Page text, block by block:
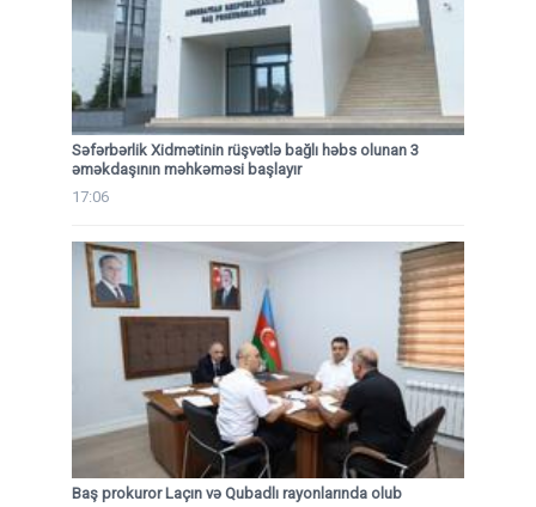
Səfərbərlik Xidmətinin rüşvətlə bağlı həbs olunan 3
əməkdaşının məhkəməsi başlayır
17:06
Baş prokuror Laçın və Qubadlı rayonlarında olub